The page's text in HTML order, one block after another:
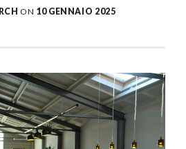
ON 10 GENNAIO 2025